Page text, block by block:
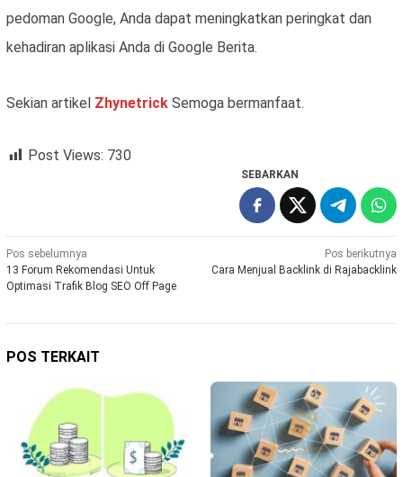
pedoman Google, Anda dapat meningkatkan peringkat dan
kehadiran aplikasi Anda di Google Berita.
Sekian artikel Zhynetrick Semoga bermanfaat.
Post Views: 730
SEBARKAN
Navigasi
pos
Pos sebelumnya
13 Forum Rekomendasi Untuk
Optimasi Trafik Blog SEO Off Page
Pos berikutnya
Cara Menjual Backlink di Rajabacklink
POS TERKAIT